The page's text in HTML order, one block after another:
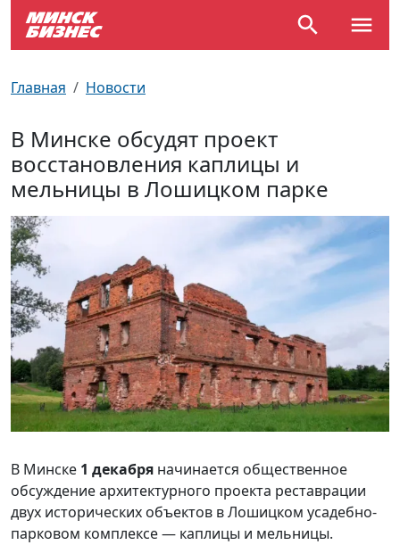
Главная Новости
В Минске обсудят проект
восстановления каплицы и
мельницы в Лошицком парке
В Минске 1 декабря начинается общественное
обсуждение архитектурного проекта реставрации
двух исторических объектов в Лошицком усадебно-
парковом комплексе — каплицы и мельницы.
Возле метро
Почтовые индексы
Улицы Минска
Производственный календарь
Документы для ЗАГСа
Схема метро
Пробки на дорогах
Самолеты